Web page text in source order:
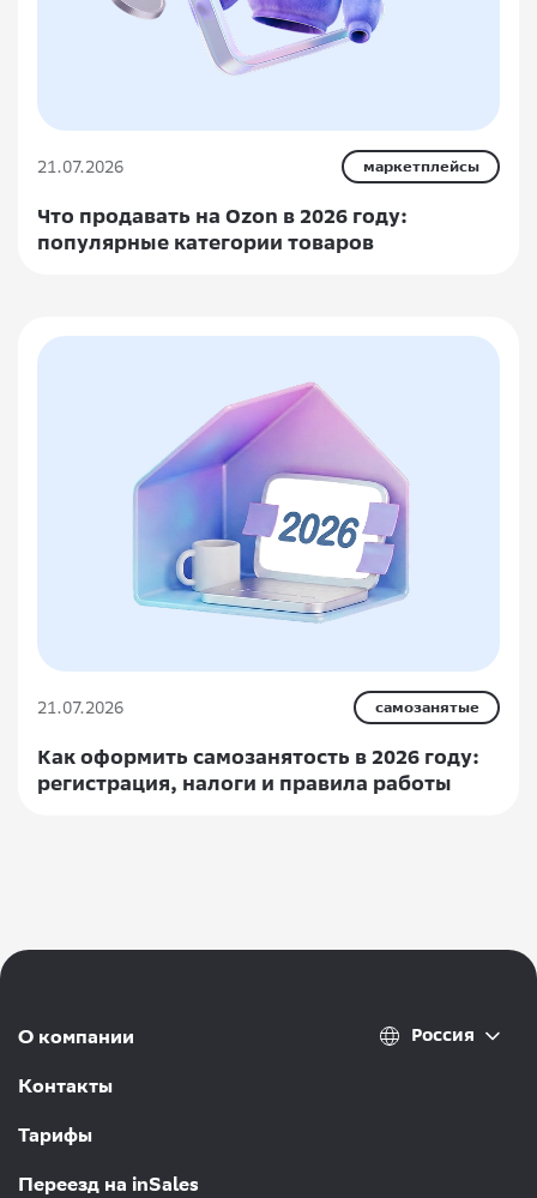
21.07.2026 маркетплейсы
Что продавать на Ozon в 2026 году:
популярные категории товаров
21.07.2026 самозанятые
Как оформить самозанятость в 2026 году:
регистрация, налоги и правила работы
О компании
Контакты
Тарифы
Переезд на inSales
Россия